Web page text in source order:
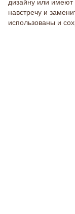
дизайну или имеют
навстречу и
использованы и